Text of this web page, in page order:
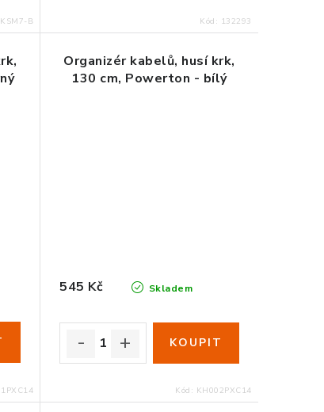
B Kód: 132293
Organizér kabelů, husí krk,
130 cm, Powerton - bílý
Skladem
545 Kč
Kód: KH002PXC14